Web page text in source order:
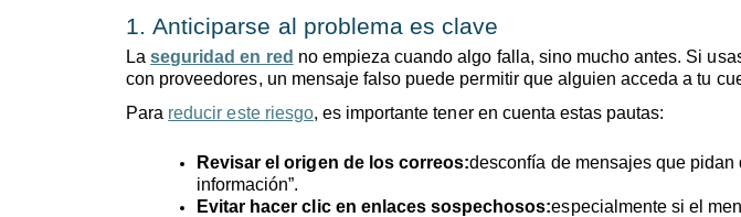
1. Anticiparse al problema es clave
Laseguridad en red no empieza cuando algo falla, sino mucho antes. Si
con proveedores, un mensaje falso puede permitir que alguien acceda a tu
Para reducir este riesgo, es importante tener en cuenta estas pautas:
Revisar el origen de los correos:desconfía de mensajes que pidan
información”.
Evitar hacer clic en enlaces sospechosos:especialmente si el